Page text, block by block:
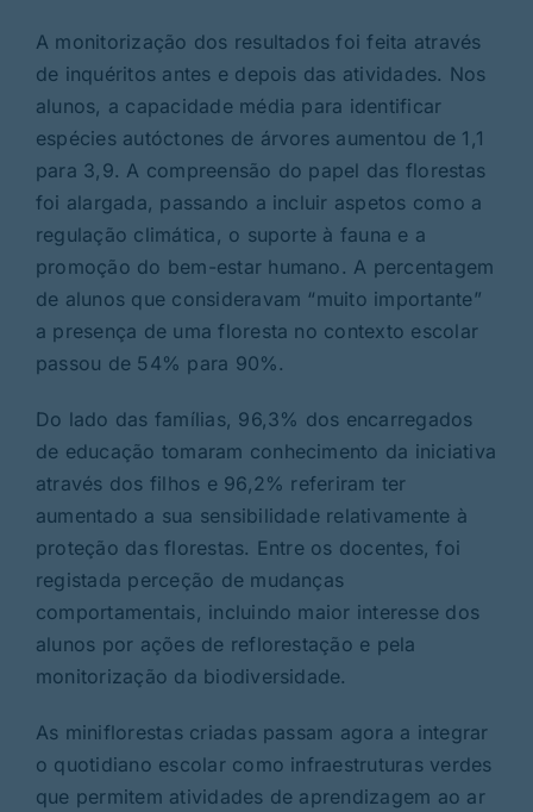
A monitorização dos resultados foi feita através
de inquéritos antes e depois das atividades. Nos
alunos, a capacidade média para identificar
espécies autóctones de árvores aumentou de 1,1
para 3,9. A compreensão do papel das florestas
foi alargada, passando a incluir aspetos como a
regulação climática, o suporte à fauna e a
promoção do bem-estar humano. A percentagem
de alunos que consideravam “muito importante”
a presença de uma floresta no contexto escolar
passou de 54% para 90%.
Do lado das famílias, 96,3% dos encarregados
de educação tomaram conhecimento da iniciativa
através dos filhos e 96,2% referiram ter
aumentado a sua sensibilidade relativamente à
proteção das florestas. Entre os docentes, foi
registada perceção de mudanças
comportamentais, incluindo maior interesse dos
alunos por ações de reflorestação e pela
monitorização da biodiversidade.
As miniflorestas criadas passam agora a integrar
o quotidiano escolar como infraestruturas verdes
que permitem atividades de aprendizagem ao ar